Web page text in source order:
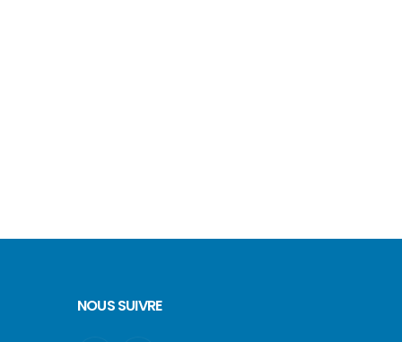
NOUS SUIVRE